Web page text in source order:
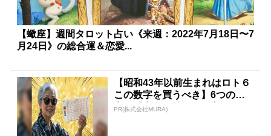
【蠍座】週間タロット占い《来週：2022年7月18日〜7
月24日》の総合運＆恋愛...
【昭和43年以前生まれはロト６
この数字を買うべき】6つの数
字が「完全一致」する方...
PR(株式会社MURA)